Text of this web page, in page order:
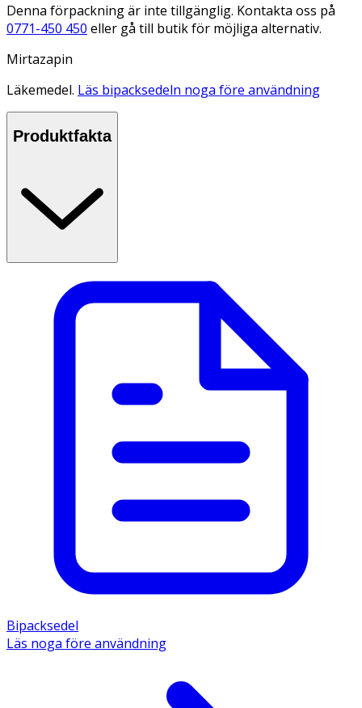
Denna förpackning är inte tillgänglig. Kontakta oss på
0771-450 450 eller gå till butik för möjliga alternativ.
Mirtazapin
Läkemedel. Läs bipacksedeln noga före användning
Produktfakta
Bipacksedel
Läs noga före användning